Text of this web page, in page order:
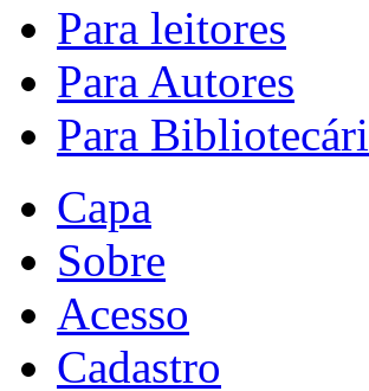
Para leitores
Para Autores
Para
Capa
Sobre
Acesso
Cadastro